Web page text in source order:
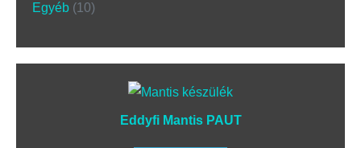
Egyéb 10
Eddyfi Mantis PAUT